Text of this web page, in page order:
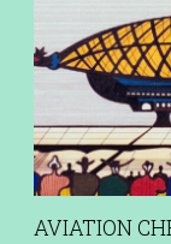
AVIATION